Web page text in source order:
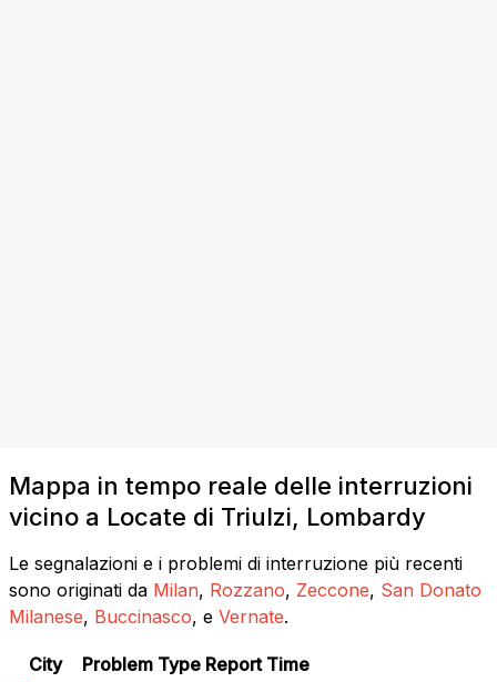
Mappa in tempo reale delle interruzioni
vicino a Locate di Triulzi, Lombardy
Le segnalazioni e i problemi di interruzione più recenti
sono originati da Milan, Rozzano, Zeccone, San Donato
Milanese, Buccinasco, e Vernate.
City Problem Type Report Time